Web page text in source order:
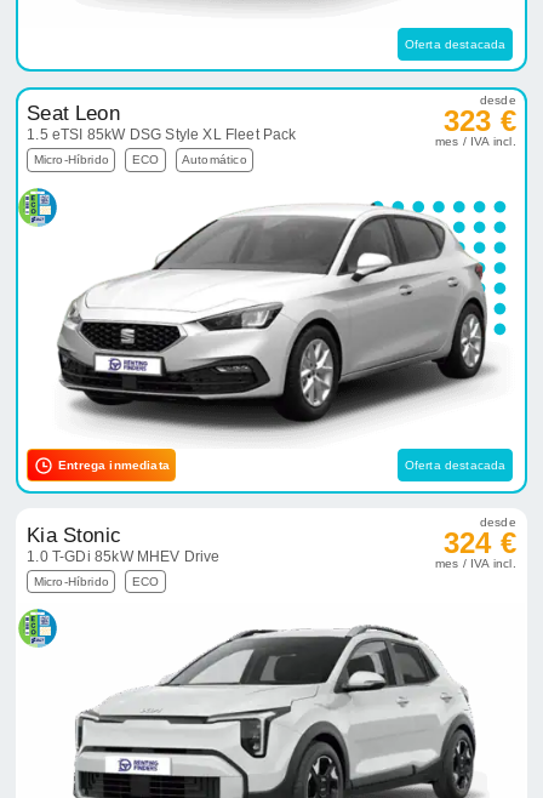
Oferta destacada
Seat Leon
1.5 eTSI 85kW DSG Style XL Fleet Pack
Micro-Híbrido ECO Automático
desde
323 €
mes / IVA incl.
Entrega inmediata Oferta destacada
Kia Stonic
1.0 T-GDi 85kW MHEV Drive
Micro-Híbrido ECO
desde
324 €
mes / IVA incl.